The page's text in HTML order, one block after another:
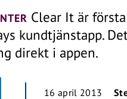
Clear It är
kundtjänstapp.
direkt i appen.
16 april 2013